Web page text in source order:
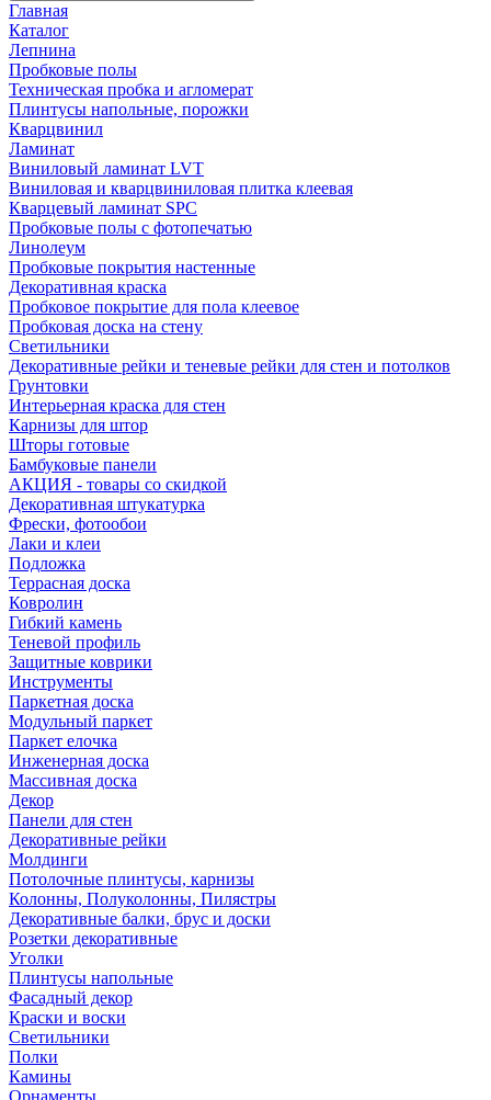
Главная
Каталог
Лепнина
Пробковые полы
Техническая пробка и агломерат
Плинтусы напольные, порожки
Кварцвинил
Ламинат
Виниловый ламинат LVT
Виниловая и кварцвиниловая плитка клеевая
Кварцевый ламинат SPC
Пробковые полы с фотопечатью
Линолеум
Пробковые покрытия настенные
Декоративная краска
Пробковое покрытие для пола клеевое
Пробковая доска на стену
Светильники
Декоративные рейки и теневые рейки для стен и потолков
Грунтовки
Интерьерная краска для стен
Карнизы для штор
Шторы готовые
Бамбуковые панели
АКЦИЯ - товары со скидкой
Декоративная штукатурка
Фрески, фотообои
Лаки и клеи
Подложка
Террасная доска
Ковролин
Гибкий камень
Теневой профиль
Защитные коврики
Инструменты
Паркетная доска
Модульный паркет
Паркет елочка
Инженерная доска
Массивная доска
Декор
Панели для стен
Декоративные рейки
Молдинги
Потолочные плинтусы, карнизы
Колонны, Полуколонны, Пилястры
Декоративные балки, брус и доски
Розетки декоративные
Уголки
Плинтусы напольные
Фасадный декор
Краски и воски
Светильники
Полки
Камины
Орнаменты